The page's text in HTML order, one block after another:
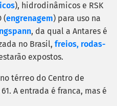
), hidrodinâmicos e RSK
(engrenagem) para uso na
, da qual a Antares é
no Brasil, freios, rodas-
expostos.
térreo do Centro de
A entrada é franca, mas é